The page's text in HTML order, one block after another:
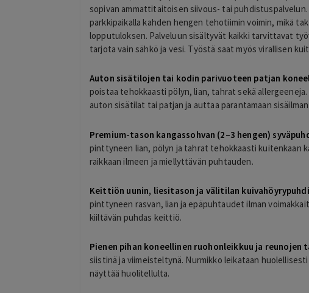
sopivan ammattitaitoisen siivous- tai
parkkipaikalla kahden hengen tehotiimin voimin, mikä
lopputuloksen. Palveluun sisältyvät kaikki tarvittavat
tarjota vain sähkö ja vesi. Työstä saat myös virallisen
Auton sisätilojen tai kodin parivuoteen patjan
poistaa tehokkaasti pölyn, lian, tahrat sekä
auton sisätilat tai patjan ja auttaa parantamaan
Premium-tason kangassohvan (2–3 hengen)
pinttyneen lian, pölyn ja tahrat tehokkaasti kuitenkaan
raikkaan ilmeen ja miellyttävän puhtauden.
Keittiön uunin, liesitason ja välitilan
pinttyneen rasvan, lian ja epäpuhtaudet ilman
kiiltävän puhdas keittiö.
Pienen pihan koneellinen ruohonleikkuu ja
siistinä ja viimeisteltynä. Nurmikko leikataan
näyttää huolitellulta.